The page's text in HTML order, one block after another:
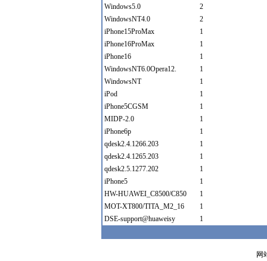
Windows5.0
2
WindowsNT4.0
2
iPhone15ProMax
1
iPhone16ProMax
1
iPhone16
1
WindowsNT6.0Opera12.
1
WindowsNT
1
iPod
1
iPhone5CGSM
1
MIDP-2.0
1
iPhone6p
1
qdesk2.4.1266.203
1
qdesk2.4.1265.203
1
qdesk2.5.1277.202
1
iPhone5
1
HW-HUAWEI_C8500/C850
1
MOT-XT800/TITA_M2_16
1
DSE-support@huaweisy
1
网